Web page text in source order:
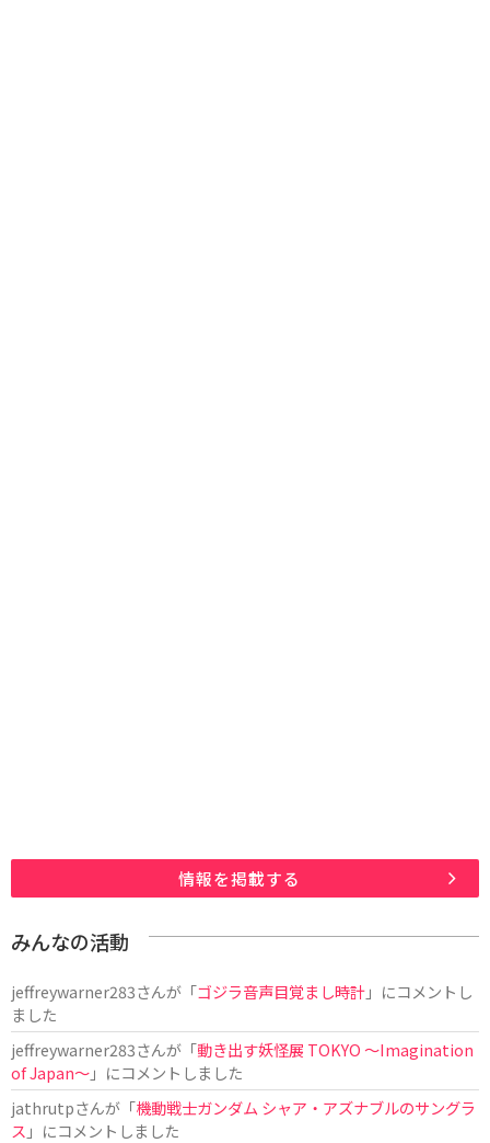
情報を掲載する
みんなの活動
jeffreywarner283さんが「ゴジラ音声目覚まし時計」にコメントし
ました
jeffreywarner283さんが「動き出す妖怪展 TOKYO 〜Imagination
of Japan〜」にコメントしました
jathrutpさんが「機動戦士ガンダム シャア・アズナブルのサングラ
ス 」にコメントしました